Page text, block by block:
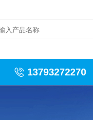
13793272270